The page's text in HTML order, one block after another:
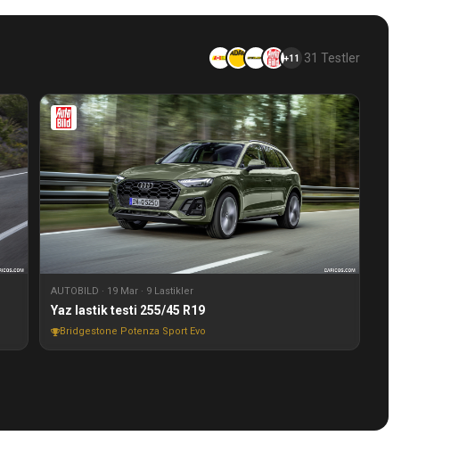
+11 31 Testler
AUTOBILD · 19 Mar · 9 Lastikler
Yaz lastik testi 255/45 R19
Bridgestone Potenza Sport Evo